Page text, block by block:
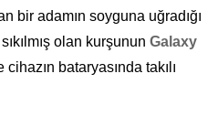
bir adamın soyguna uğradığı
olan kurşunun Galaxy
cihazın bataryasında takılı